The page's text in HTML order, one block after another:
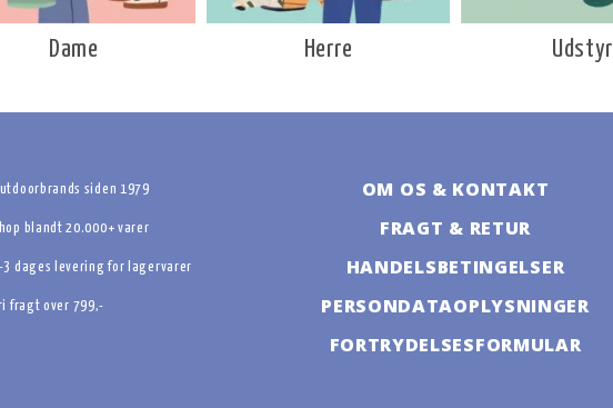
Dame Herre Udstyr
siden 1979
blandt 20.000+ varer
3 dages levering for lagervarer
fragt over 799,-
OM OS & KONTAKT
FRAGT & RETUR
HANDELSBETINGELSER
PERSONDATAOPLYSNINGER
FORTRYDELSESFORMULAR